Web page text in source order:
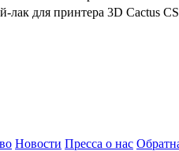
лак для принтера 3D Cactus
Новости Пресса о нас